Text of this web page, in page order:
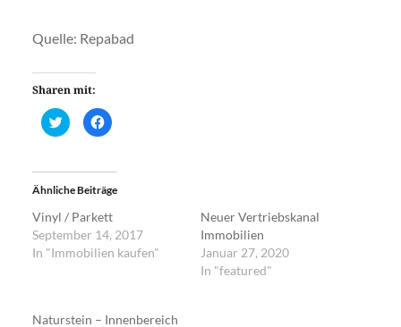
Quelle: Repabad
Sharen mit:
Klick,
um
teilen
(Wird
in
Fenster
geöffnet)
Klick,
um
teilen
(Wird
in
Fenster
geöffnet)
Ähnliche Beiträge
Vinyl / Parkett
September 14, 2017
In "Immobilien kaufen"
Neuer Vertriebskanal
Immobilien
Januar 27, 2020
In "featured"
Naturstein – Innenbereich